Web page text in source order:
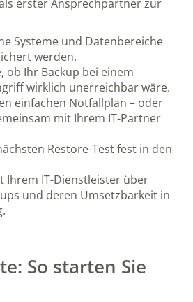
erster Ansprechpartner zur
Systeme und Datenbereiche
werden.
ob Ihr Backup bei einem
wirklich unerreichbar wäre.
einfachen Notfallplan – oder
mit Ihrem IT-Partner
Restore-Test fest in den
Ihrem IT-Dienstleister über
und deren Umsetzbarkeit in
So starten Sie